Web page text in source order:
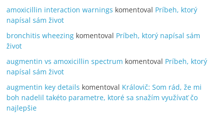
amoxicillin interaction warnings komentoval Príbeh, ktorý
napísal sám život
bronchitis wheezing komentoval Príbeh, ktorý napísal sám
život
augmentin vs amoxicillin spectrum komentoval Príbeh, ktorý
napísal sám život
augmentin key details komentoval Královič: Som rád, že mi
boh nadelil takéto parametre, ktoré sa snažím využívať čo
najlepšie